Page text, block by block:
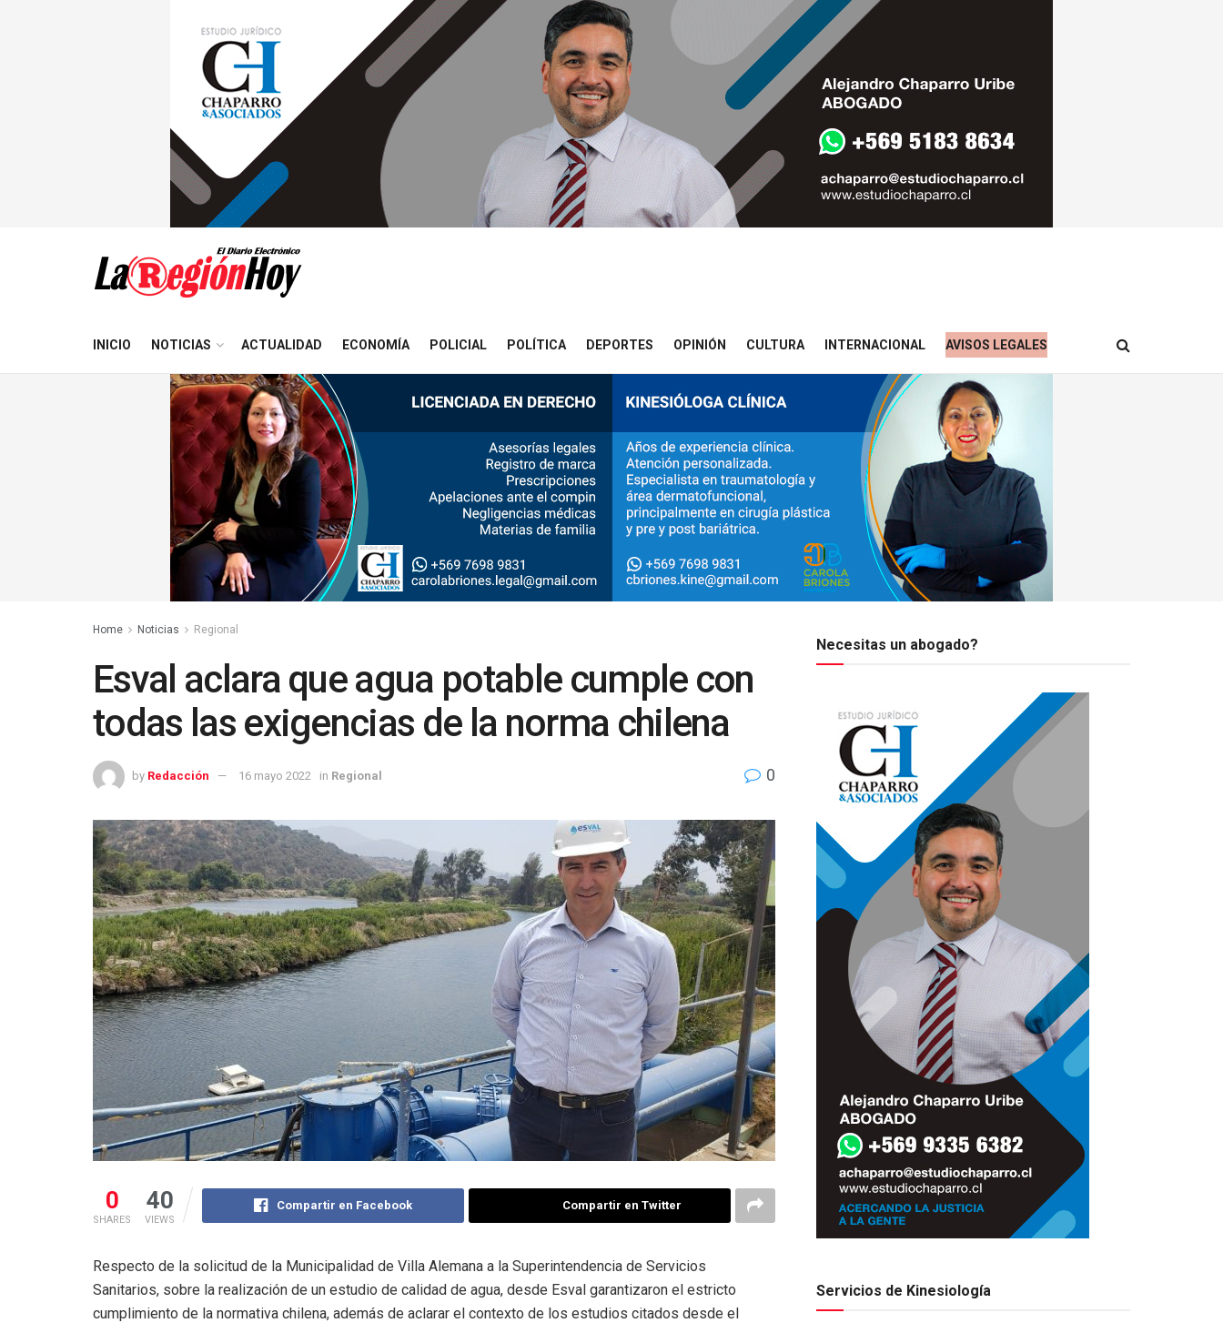
INICIO NOTICIAS ACTUALIDAD ECONOMÍA POLICIAL POLÍTICA DEPORTES OPINIÓN CULTURA INTERNACIONAL AVISOS LEGALES
Home Noticias Regional
Esval aclara que agua potable cumple con
todas las exigencias de la norma chilena
by Redacción 16 mayo 2022 in Regional 0
0
SHARES
40
VIEWS
Compartir en Facebook Compartir en Twitter
Respecto de la solicitud de la Municipalidad de Villa Alemana a la Superintendencia de Servicios
Sanitarios, sobre la realización de un estudio de calidad de agua, desde Esval garantizaron el estricto
cumplimiento de la normativa chilena, además de aclarar el contexto de los estudios citados desde el
Necesitas un abogado?
Servicios de Kinesiología